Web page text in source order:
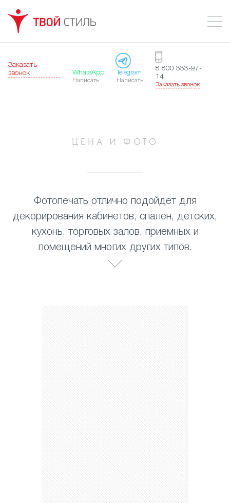
Заказать
звонок
WhatsApp
Написать
Telegram
Написать
8 800 333-97-
14
Заказать звонок
ЦЕНА И ФОТО
Фотопечать отлично подойдет для
декорирования кабинетов, спален, детских,
кухонь, торговых залов, приемных и
помещений многих других типов.